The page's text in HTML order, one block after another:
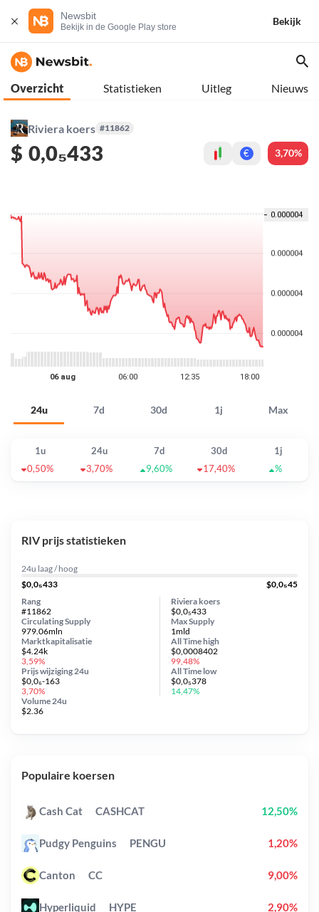
Newsbit
Bekijk in de Google Play store
Bekijk
Overzicht Statistieken Uitleg Nieuws
Riviera koers #11862
$ 0,0₅433 € 3,70%
24u 7d 30d 1j Max
1u 24u 7d 30d
1j
0,50%
3,70% 9,60% 17,40% %
RIV prijs statistieken
24u laag / hoog
$0,0₅433
$0,0₅45
Riviera koers
$0,0₅433
Circulating Supply
979.06mln
Prijs wijziging 24u
$0,0₆-163
3,70%
Max Supply
1mld
Marktkapitalisatie
$4.24k
3,59%
Volume 24u
$2.36
Rang
#11862
All Timehigh
$0,0008402
99,48%
All Time low
$0,0₅378
14,47%
Populaire koersen
Cash Cat CASHCAT 12,50%
Pudgy Penguins PENGU 1,20%
Canton CC 9,00%
Hyperliquid HYPE 2,90%